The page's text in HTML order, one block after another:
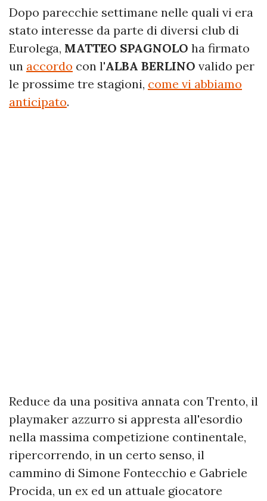
Dopo parecchie settimane nelle quali vi era
stato interesse da parte di diversi club di
Eurolega, MATTEO SPAGNOLO ha firmato
un accordo con l'ALBA BERLINO valido per
le prossime tre stagioni, come vi abbiamo
anticipato.
Reduce da una positiva annata con Trento, il
playmaker azzurro si appresta all'esordio
nella massima competizione continentale,
ripercorrendo, in un certo senso, il
cammino di Simone Fontecchio e Gabriele
Procida, un ex ed un attuale giocatore